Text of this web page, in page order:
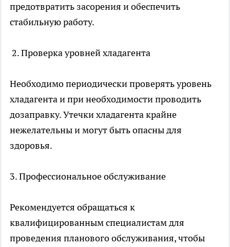
предотвратить засорения и обеспечить
стабильную работу.
2. Проверка уровней хладагента
Необходимо периодически проверять уровень
хладагента и при необходимости проводить
дозаправку. Утечки хладагента крайне
нежелательны и могут быть опасны для
здоровья.
3. Профессиональное обслуживание
Рекомендуется обращаться к
квалифицированным специалистам для
проведения планового обслуживания, чтобы